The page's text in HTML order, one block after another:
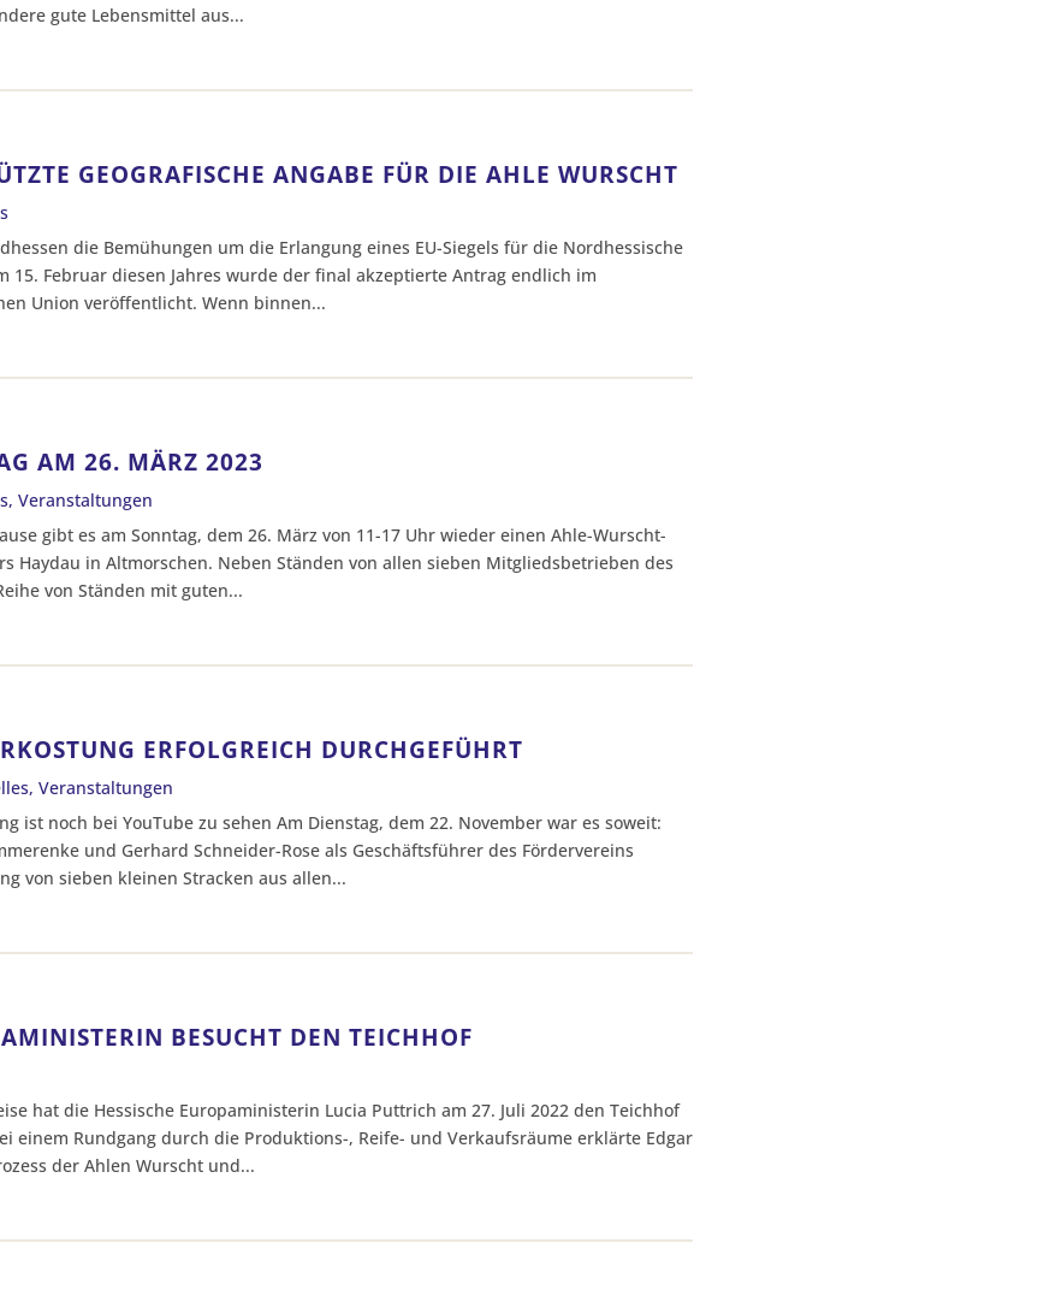
gute Lebensmittel aus...
GEOGRAFISCHE ANGABE FÜR DIE AHLE WURSCHT
die Bemühungen um die Erlangung eines EU-Siegels für die Nordhessische
15. Februar diesen Jahres wurde der final akzeptierte Antrag endlich im
Union veröffentlicht. Wenn binnen...
AM 26. MÄRZ 2023
, Veranstaltungen
gibt es am Sonntag, dem 26. März von 11-17 Uhr wieder einen Ahle-Wurscht-
Haydau in Altmorschen. Neben Ständen von allen sieben Mitgliedsbetrieben des
von Ständen mit guten...
ERFOLGREICH DURCHGEFÜHRT
, Veranstaltungen
ist noch bei YouTube zu sehen Am Dienstag, dem 22. November war es soweit:
und Gerhard Schneider-Rose als Geschäftsführer des Fördervereins
von sieben kleinen Stracken aus allen...
BESUCHT DEN TEICHHOF
hat die Hessische Europaministerin Lucia Puttrich am 27. Juli 2022 den Teichhof
einem Rundgang durch die Produktions-, Reife- und Verkaufsräume erklärte Edgar
der Ahlen Wurscht und...